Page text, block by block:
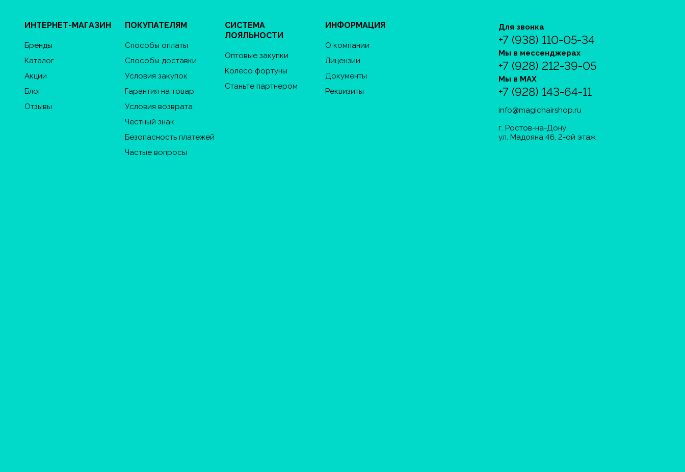
ИНТЕРНЕТ-МАГАЗИН
Бренды
Каталог
Акции
Блог
Отзывы
ПОКУПАТЕЛЯМ
Способы оплаты
Способы доставки
Условия закупок
Гарантия на товар
Условия возврата
Честный знак
Безопасность платежей
Частые вопросы
СИСТЕМА
ЛОЯЛЬНОСТИ
Оптовые закупки
Колесо фортуны
Станьте партнером
ИНФОРМАЦИЯ
О компании
Лицензии
Документы
Реквизиты
Для звонка
+7 (938) 110-05-34
Мы в мессенджерах
+7 (928) 212-39-05
Мы в MAX
+7 (928) 143-64-11
info@magichairshop.ru
г. Ростов-на-Дону,
ул. Мадояна 46, 2-ой этаж